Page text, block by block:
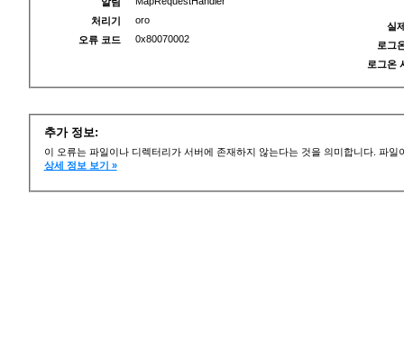
처리기
oro
오류 코드
0x80070002
실
로그
로그온
추가 정보:
이 오류는 파일이나 디렉터리가 서버에 존재하지 않는다는 것을 의미합니다. 파
상세 정보 보기 »